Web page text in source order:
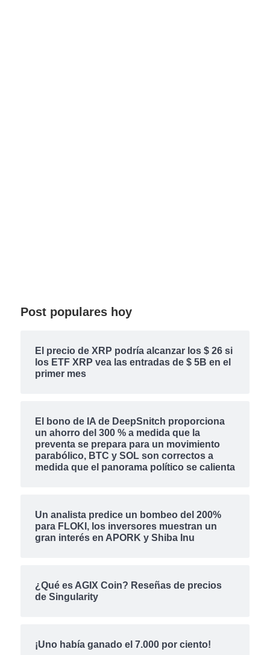
Post populares hoy
El precio de XRP podría alcanzar los $ 26 si
los ETF XRP vea las entradas de $ 5B en el
primer mes
El bono de IA de DeepSnitch proporciona
un ahorro del 300 % a medida que la
preventa se prepara para un movimiento
parabólico, BTC y SOL son correctos a
medida que el panorama político se calienta
Un analista predice un bombeo del 200%
para FLOKI, los inversores muestran un
gran interés en APORK y Shiba Inu
¿Qué es AGIX Coin? Reseñas de precios
de Singularity
¡Uno había ganado el 7.000 por ciento!